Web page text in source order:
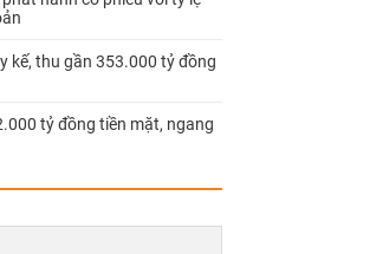
kế, thu gần 353.000 tỷ đồng
tỷ đồng tiền mặt, ngang